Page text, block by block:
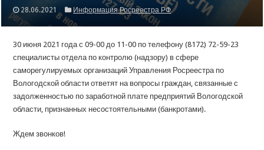
28.06.2021 Информация Росреестра РФ
30 июня 2021 года с 09-00 до 11-00 по телефону (8172) 72-59-23
специалисты отдела по контролю (надзору) в сфере
саморегулируемых организаций Управления Росреестра по
Вологодской области ответят на вопросы граждан, связанные с
задолженностью по заработной плате предприятий Вологодской
области, признанных несостоятельными (банкротами).
Ждем звонков!